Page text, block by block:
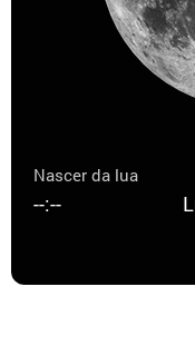
Nascer da lua
--:--